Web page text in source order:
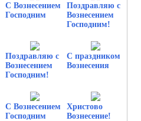
С Вознесением
Господним
Поздравляю с
Вознесением
Господним!
Поздравляю с
Вознесением
Господним!
С праздником
Вознесения
С Вознесением
Господним
Христово
Вознесение!